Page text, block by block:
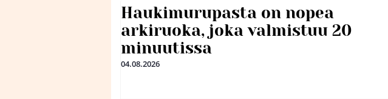
Haukimurupasta on nopea
arkiruoka, joka valmistuu 20
minuutissa
04.08.2026